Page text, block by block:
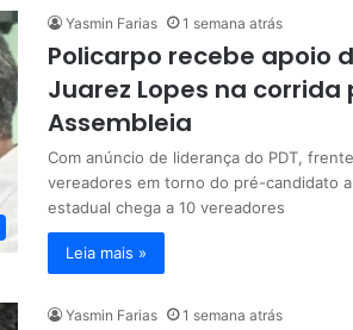
Yasmin Farias 1 semana atrás
Policarpo recebe apoio
Juarez Lopes na corrida
Assembleia
Com anúncio de liderança do PDT,
vereadores em torno do pré-candidato
estadual chega a 10 vereadores
Leia mais »
Yasmin Farias 1 semana atrás